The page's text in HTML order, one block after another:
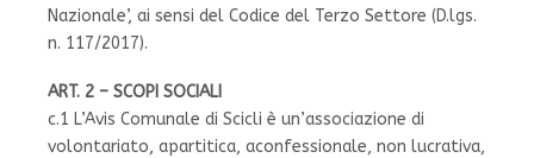
Nazionale’, ai sensi del Codice del Terzo Settore (D.lgs.
n. 117/2017).
ART. 2 – SCOPI SOCIALI
c.1 L’Avis Comunale di Scicli è un’associazione di
volontariato, apartitica, aconfessionale, non lucrativa,